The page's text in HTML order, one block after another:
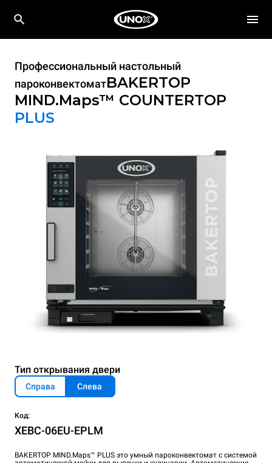
Профессиональный настольный
пароконвектоматBAKERTOP
MIND.Maps™ COUNTERTOP
PLUS
Тип открывания двери
Справа Слева
Код:
XEBC-06EU-EPLM
BAKERTOP MIND.Maps™ PLUS это умный пароконвектомат с системой